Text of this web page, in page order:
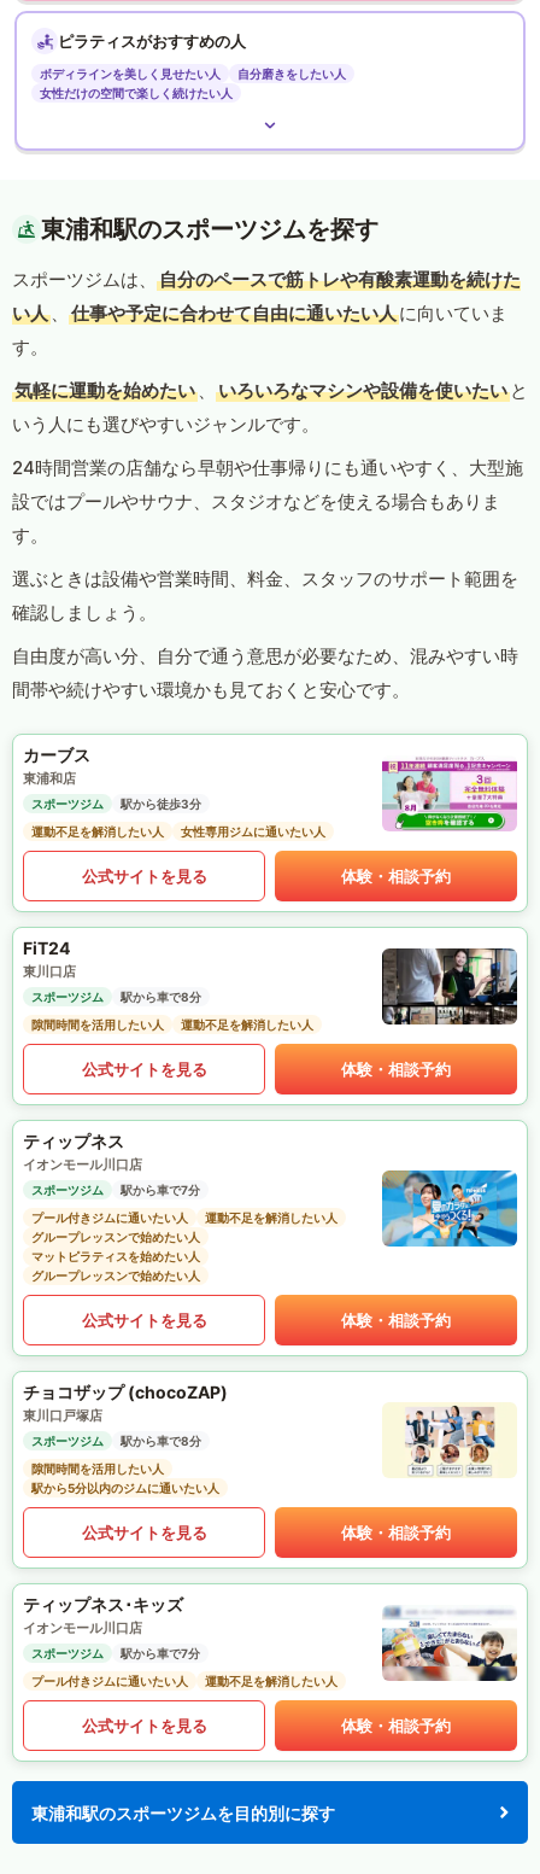
ピラティスがおすすめの人
ボディラインを美しく見せたい人
自分磨きをしたい人
女性だけの空間で楽しく続けたい人
東浦和駅のスポーツジムを探す
スポーツジムは、
自分のペースで筋トレや有酸素運動を続けた
い人 、 仕事や予定に合わせて自由に通いたい人に向いていま
す。
気軽に運動を始めたい 、 いろいろなマシンや設備を使いたい と
いう人にも選びやすいジャンルです。
24時間営業の店舗なら早朝や仕事帰りにも通いやすく、大型施
設ではプールやサウナ、スタジオなどを使える場合もありま
す。
選ぶときは設備や営業時間、料金、スタッフのサポート範囲を
確認しましょう。
自由度が高い分、自分で通う意思が必要なため、混みやすい時
間帯や続けやすい環境かも見ておくと安心です。
カーブス
東浦和店
スポーツジム
駅から徒歩3分
運動不足を解消したい人
女性専用ジムに通いたい人
公式サイトを見る 体験・相談予約
FiT24
東川口店
スポーツジム
駅から車で8分
隙間時間を活用したい人
運動不足を解消したい人
公式サイトを見る 体験・相談予約
ティップネス
イオンモール川口店
スポーツジム
駅から車で7分
プール付きジムに通いたい人
運動不足を解消したい人
グループレッスンで始めたい人
マットピラティスを始めたい人
グループレッスンで始めたい人
公式サイトを見る 体験・相談予約
チョコザップ (chocoZAP)
東川口戸塚店
スポーツジム
駅から車で8分
隙間時間を活用したい人
駅から5分以内のジムに通いたい人
公式サイトを見る 体験・相談予約
ティップネス･キッズ
イオンモール川口店
スポーツジム
駅から車で7分
プール付きジムに通いたい人
運動不足を解消したい人
公式サイトを見る 体験・相談予約
東浦和駅のスポーツジムを目的別に探す